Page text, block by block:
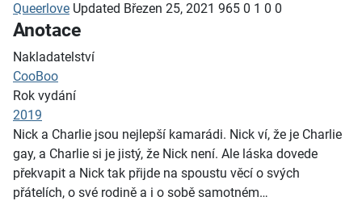
Queerlove Updated Březen 25, 2021 965 0 1 0 0
Anotace
Nakladatelství
CooBoo
Rok vydání
2019
Nick a Charlie jsou nejlepší kamarádi. Nick ví, že je Charlie
gay, a Charlie si je jistý, že Nick není. Ale láska dovede
překvapit a Nick tak přijde na spoustu věcí o svých
přátelích, o své rodině a i o sobě samotném…